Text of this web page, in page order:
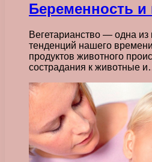
Беременность и
Вегетарианство — одна
тенденций нашего
продуктов животного
сострадания к животные